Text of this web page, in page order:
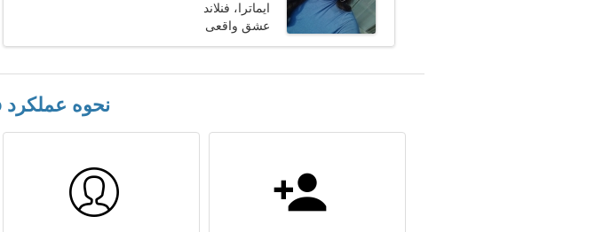
ایماترا، فنلاند
عشق واقعی
نحوه عملکرد FinDatingGo